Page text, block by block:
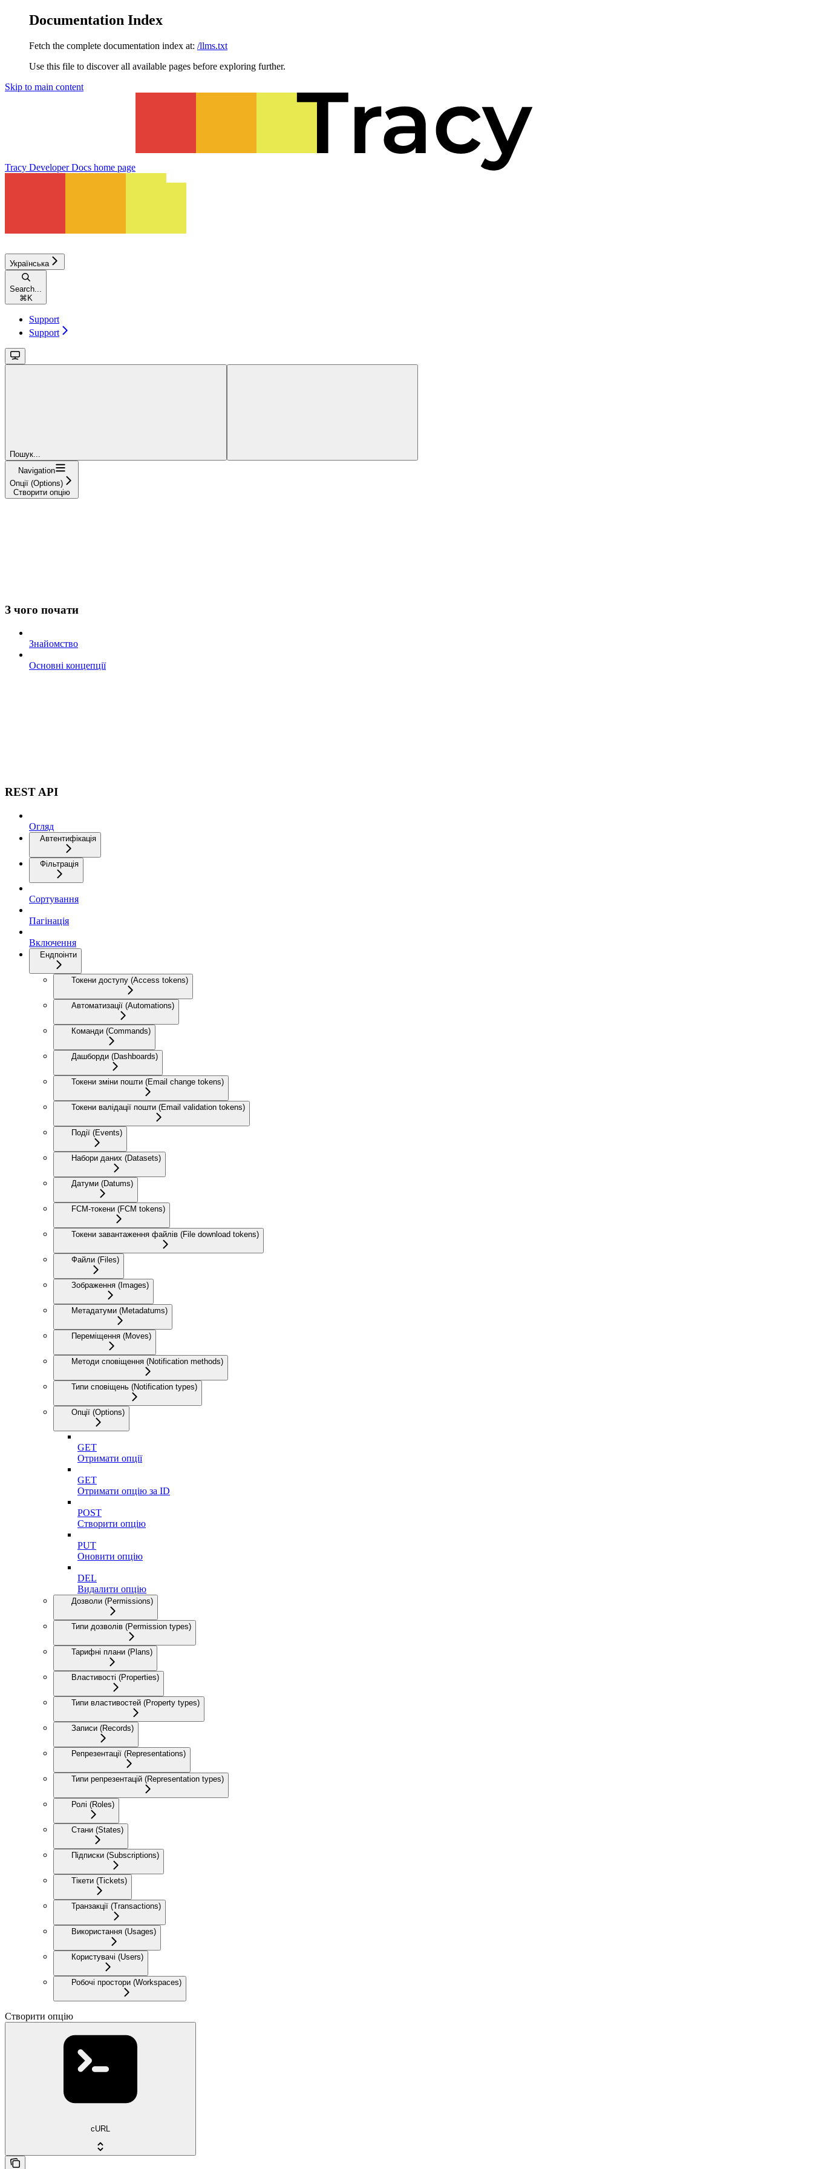
Documentation Index
Fetch the complete documentation index at: /llms.txt
Use this file to discover all available pages before exploring further.
Skip to main content
Tracy Developer Docs home page
Українська
Search...
⌘ K
Support
Support
Пошук...
Navigation
Опції (Options)
Створити опцію
З чого почати
Знайомство
Основні концепції
REST API
Огляд
Автентифікація
Фільтрація
Сортування
Пагінація
Включення
Ендпоінти
Токени доступу (Access tokens)
Автоматизації (Automations)
Команди (Commands)
Дашборди (Dashboards)
Токени зміни пошти (Email change tokens)
Токени валідації пошти (Email validation tokens)
Події (Events)
Набори даних (Datasets)
Датуми (Datums)
FCM-токени (FCM tokens)
Токени завантаження файлів (File download tokens)
Файли (Files)
Зображення (Images)
Метадатуми (Metadatums)
Переміщення (Moves)
Методи сповіщення (Notification methods)
Типи сповіщень (Notification types)
Опції (Options)
GET
Отримати опції
GET
Отримати опцію за ID
POST
Створити опцію
PUT
Оновити опцію
DEL
Видалити опцію
Дозволи (Permissions)
Типи дозволів (Permission types)
Тарифні плани (Plans)
Властивості (Properties)
Типи властивостей (Property types)
Записи (Records)
Репрезентації (Representations)
Типи репрезентацій (Representation types)
Ролі (Roles)
Стани (States)
Підписки (Subscriptions)
Тікети (Tickets)
Транзакції (Transactions)
Використання (Usages)
Користувачі (Users)
Робочі простори (Workspaces)
Створити опцію
cURL